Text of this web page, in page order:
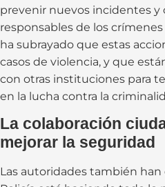
prevenir nuevos incidentes y
responsables de los
ha subrayado que estas
casos de violencia, y que
con otras instituciones para
en la lucha contra la
La colaboración
mejorar la seguridad
Las autoridades también